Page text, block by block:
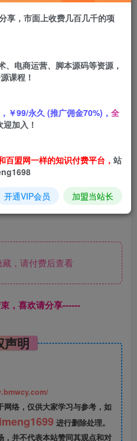
购买
跟上吃肉就完事了，小
，请付费后查看
，喜欢请分享------
声明
络，仅供大家学习与参考，如
进行删除处理。
并不代表本站赞同其观点和对
享，市面上收费几百几千的项
、电商运营、脚本源码等资源，
课程！
￥99/永久 (推广佣金70%)， 全
加入！
百盟网一样的知识付费平台， 站
开通VIP会员 加盟当站长